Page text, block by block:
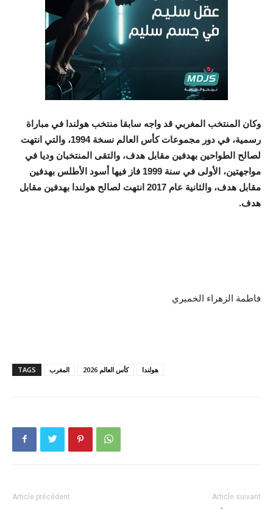
وكان المنتخب المغربي قد واجه سابقا منتخب هولندا في مباراة
رسمية، في دور مجموعات كأس العالم نسخة 1994، والتي انتهت
لصالح الطواحين بهدفين مقابل هدف، والتقى المنتخبان وديا في
مواجهتين، الأولى في سنة 1999 فاز فيها أسود الأطلس بهدفين
مقابل هدف، والثانية عام 2017 انتهت لصالح هولندا بهدفين مقابل
هدف.
فاطمة الزهراء الخميري
TAGS المغرب كأس العالم 2026 هولندا
Article précédent Article suivant